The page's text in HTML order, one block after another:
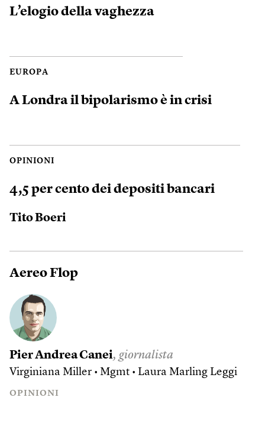
L’elogio della vaghezza
EUROPA
A Londra il bipolarismo è in crisi
OPINIONI
4,5 per cento dei depositi bancari
Tito Boeri
Aereo Flop
Pier Andrea Canei, giornalista
Virginiana Miller • Mgmt • Laura Marling Leggi
OPINIONI